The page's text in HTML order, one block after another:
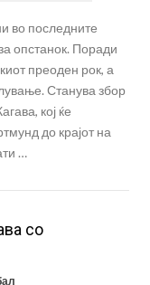
во последните
опстанок. Поради
преоден рок, а
Станува збор
кој ќе
до крајот на
…
со